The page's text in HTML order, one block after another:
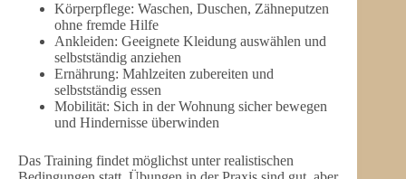
Körperpflege: Waschen, Duschen, Zähneputzen
ohne fremde Hilfe
Ankleiden: Geeignete Kleidung auswählen und
selbstständig anziehen
Ernährung: Mahlzeiten zubereiten und
selbstständig essen
Mobilität: Sich in der Wohnung sicher bewegen
und Hindernisse überwinden
Das Training findet möglichst unter realistischen